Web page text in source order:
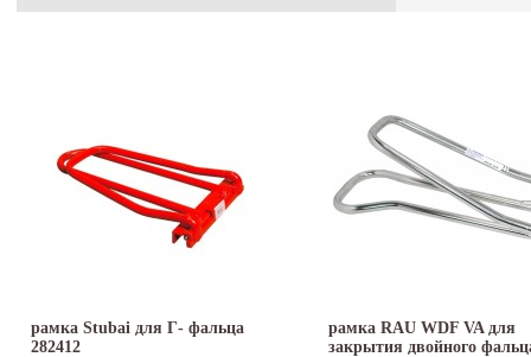
рамка Stubai для Г- фальца
282412
рамка RAU WDF VA для
закрытия двойного